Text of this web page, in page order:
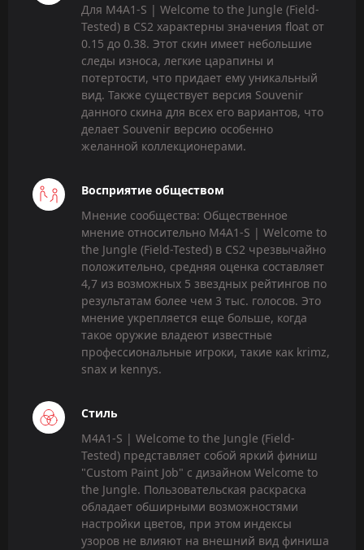
Для M4A1-S | Welcome to the Jungle (Field-
Tested) в CS2 характерны значения float от
0.15 до 0.38. Этот скин имеет небольшие
следы износа, легкие царапины и
потертости, что придает ему уникальный
вид. Также существует версия Souvenir
данного скина для всех его вариантов, что
делает Souvenir версию особенно
желанной коллекционерами.
Восприятие обществом
Мнение сообщества: Общественное
мнение относительно M4A1-S | Welcome to
the Jungle (Field-Tested) в CS2 чрезвычайно
положительно, средняя оценка составляет
4,7 из возможных 5 звездных рейтингов по
результатам более чем 3 тыс. голосов. Это
мнение укрепляется еще больше, когда
такое оружие владеют известные
профессиональные игроки, такие как krimz,
snax и kennys.
Стиль
M4A1-S | Welcome to the Jungle (Field-
Tested) представляет собой яркий финиш
"Custom Paint Job" с дизайном Welcome to
the Jungle. Пользовательская раскраска
обладает обширными возможностями
настройки цветов, при этом индексы
узоров не влияют на внешний вид финиша